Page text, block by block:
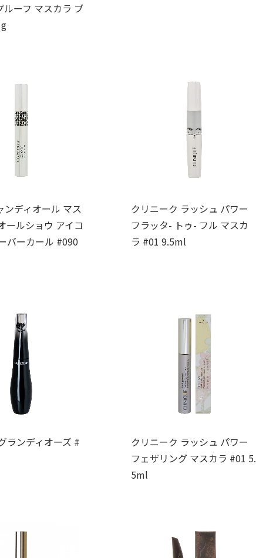
ルーフ マスカラ ブ
ンディオール マス
ールショウ アイコ
バーカール #090
クリニーク ラッシュ パワー
フラッタ- トゥ- フル マスカ
ラ #01 9.5ml
ランディオーズ #
クリニーク ラッシュ パワー
フェザリング マスカラ #01 5.
5ml